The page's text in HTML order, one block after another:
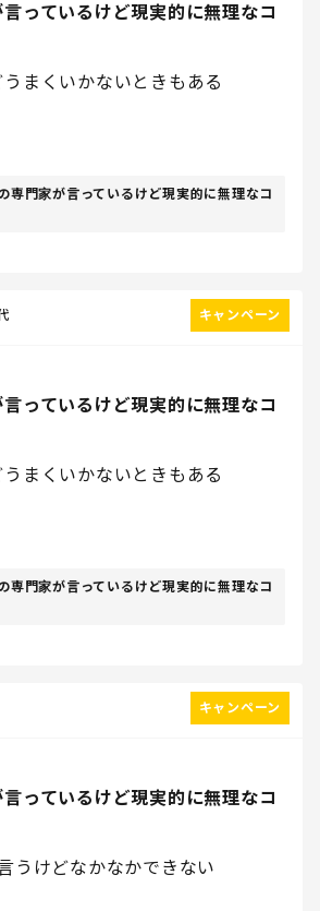
っているけど現実的に無理なコ
まくいかないときもある
専門家が言っているけど現実的に無理なコ
っているけど現実的に無理なコ
キャンペーン
まくいかないときもある
専門家が言っているけど現実的に無理なコ
っているけど現実的に無理なコ
キャンペーン
うけどなかなかできない